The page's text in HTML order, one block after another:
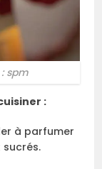
spm
:
à parfumer